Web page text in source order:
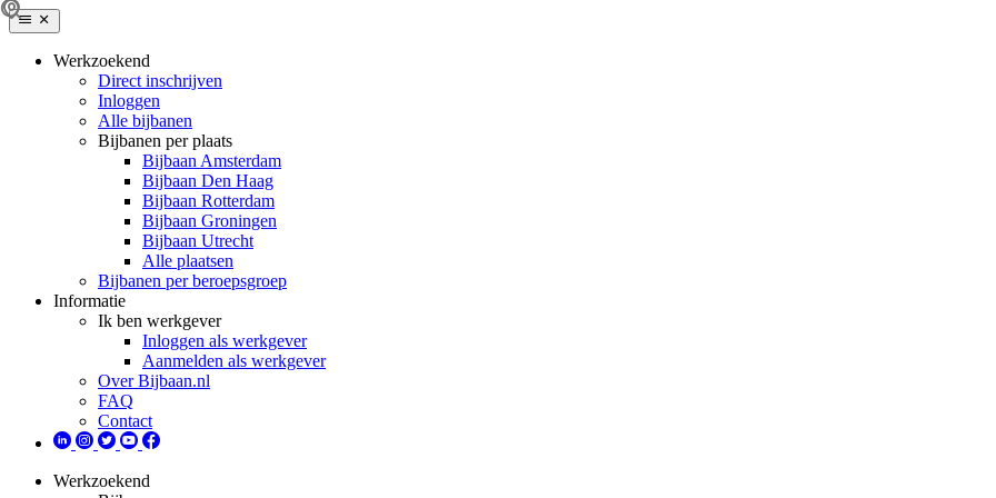
Werkzoekend
Direct inschrijven
Inloggen
Alle bijbanen
Bijbanen per plaats
Bijbaan Amsterdam
Bijbaan Den Haag
Bijbaan Rotterdam
Bijbaan Groningen
Bijbaan Utrecht
Alle plaatsen
Bijbanen per beroepsgroep
Informatie
Ik ben werkgever
Inloggen als werkgever
Aanmelden als werkgever
Over Bijbaan.nl
FAQ
Contact
Werkzoekend